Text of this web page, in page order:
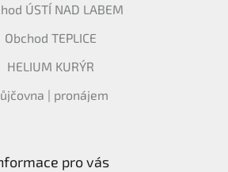
ÚSTÍ NAD LABEM
Obchod TEPLICE
HELIUM KURÝR
| pronájem
pro vás